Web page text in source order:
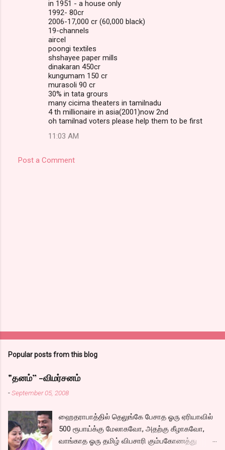
in 1951 - a house only
1992- 80cr
2006-17,000 cr (60,000 black)
19-channels
aircel
poongi textiles
shshayee paper mills
dinakaran 450cr
kungumam 150 cr
murasoli 90 cr
30% in tata grours
many cicima theaters in tamilnadu
4 th millionaire in asia(2001)now 2nd
oh tamilnad voters please help them to be first
11:03 AM
Post a Comment
Popular posts from this blog
"தனம்” -விமர்சனம்
-September 05, 2008
ஹைதராபாத்தில் தெலுங்கே பேசாத ஓரு ஏரியாவில்
500 ரூபாய்க்கு மேலாகவோ, அதற்கு கீழாகவோ,
வாங்காத ஓரு தமிழ் விபசாரி கும்பகோணத்து